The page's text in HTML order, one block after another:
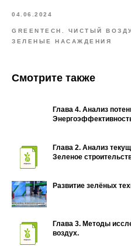
04.06.2024
GREENTECH. ЧИСТЫЙ
ЗЕЛЕНЫЕ НАСАЖДЕНИЯ
Смотрите также
Глава 4. Анализ
Глава 2. Анализ
Зеленое
Развитие зелёных
Глава 3. Методы
воздух.